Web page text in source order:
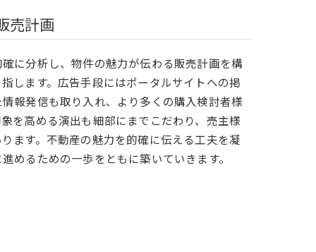
売計画
に分析し、物件の魅力が伝わる販売計画を構
します。広告手段にはポータルサイトへの掲
報発信も取り入れ、より多くの購入検討者様
を高める演出も細部にまでこだわり、売主様
ます。不動産の魅力を的確に伝える工夫を凝
めるための一歩をともに築いていきます。